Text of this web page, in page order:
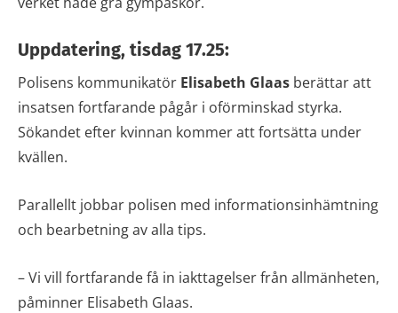
Uppdatering, tisdag 17.25:
Polisens kommunikatör Elisabeth Glaas berättar att
insatsen fortfarande pågår i oförminskad styrka.
Sökandet efter kvinnan kommer att fortsätta under
kvällen.
Parallellt jobbar polisen med informationsinhämtning
och bearbetning av alla tips.
– Vi vill fortfarande få in iakttagelser från allmänheten,
påminner Elisabeth Glaas.